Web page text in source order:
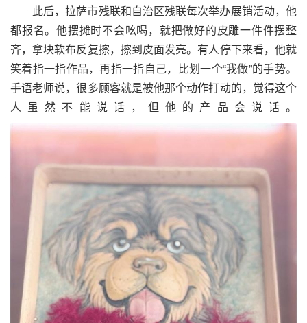
此后，拉萨市残联和自治区残联每次举办展销活动，他
都报名。他摆摊时不会吆喝，就把做好的皮雕一件件摆整
齐，拿块软布反复擦，擦到皮面发亮。有人停下来看，他就
笑着指一指作品，再指一指自己，比划一个“我做”的手势。
手语老师说，很多顾客就是被他那个动作打动的，觉得这个
人虽然不能说话，但他的产品会说话。